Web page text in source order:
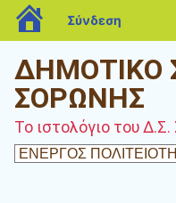
ΔΗΜΟΤΙΚΟ
ΣΟΡΩΝΗΣ
Το ιστολόγιο του
blogs.sch.gr
Σύνδεση